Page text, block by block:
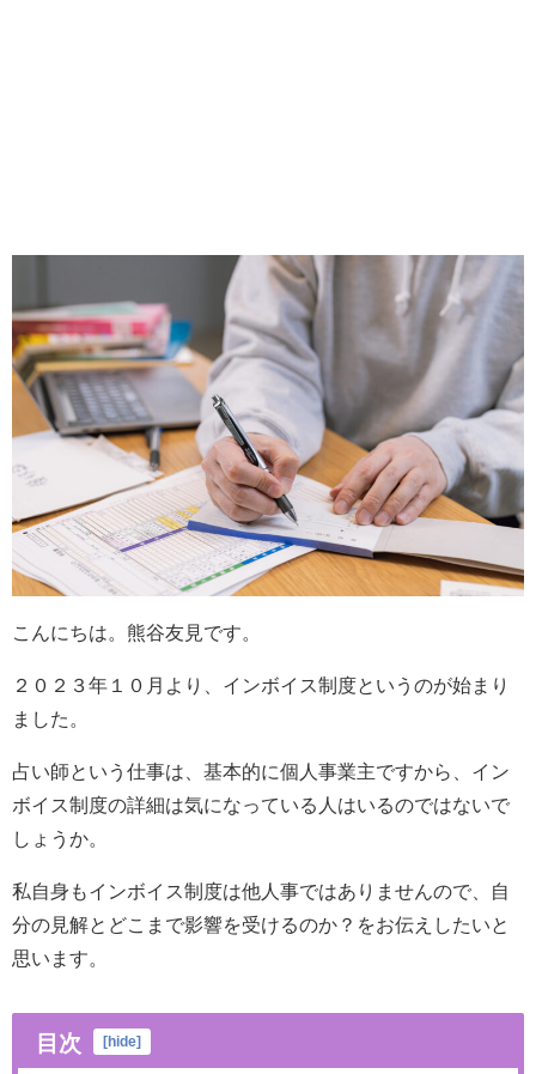
こんにちは。熊谷友見です。
２０２３年１０月より、インボイス制度というのが始まり
ました。
占い師という仕事は、基本的に個人事業主ですから、イン
ボイス制度の詳細は気になっている人はいるのではないで
しょうか。
私自身もインボイス制度は他人事ではありませんので、自
分の見解とどこまで影響を受けるのか？をお伝えしたいと
思います。
目次 hide